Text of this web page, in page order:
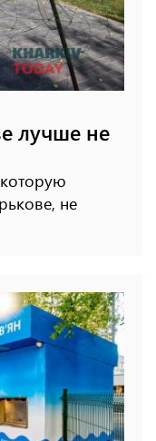
лучше не
не